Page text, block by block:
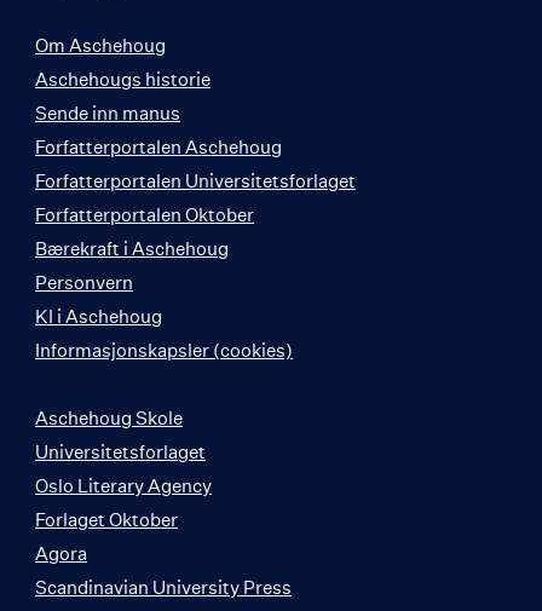
Om Aschehoug
Aschehougs historie
Sende inn manus
Forfatterportalen Aschehoug
Forfatterportalen Universitetsforlaget
Forfatterportalen Oktober
Bærekraft i Aschehoug
Personvern
KI i Aschehoug
Informasjonskapsler (cookies)
Aschehoug Skole
Universitetsforlaget
Oslo Literary Agency
Forlaget Oktober
Agora
Scandinavian University Press